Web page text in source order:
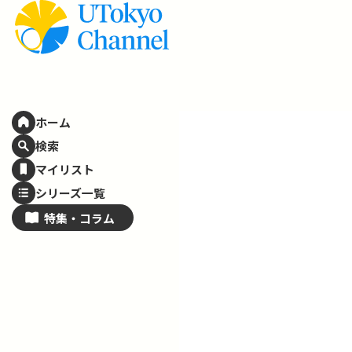
ホーム
検索
マイリスト
シリーズ一覧
特集・ コラム